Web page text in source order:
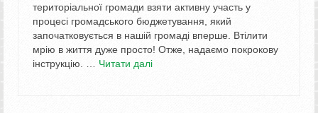
територіальної громади взяти активну участь у
процесі громадського бюджетування, який
започатковується в нашій громаді вперше. Втілити
мрію в життя дуже просто! Отже, надаємо покрокову
інструкцію. … Читати далі